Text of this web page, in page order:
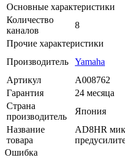
Основные характеристики
Количество
каналов
8
Прочие характеристики
Производитель
Yamaha
Артикул
A008762
Гарантия
24 месяца
Страна
производитель
Япония
Название
товара
AD8HR
Ошибка